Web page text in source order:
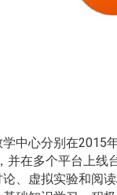
中心分别在2015
并在多个平台上
、虚拟实验和阅